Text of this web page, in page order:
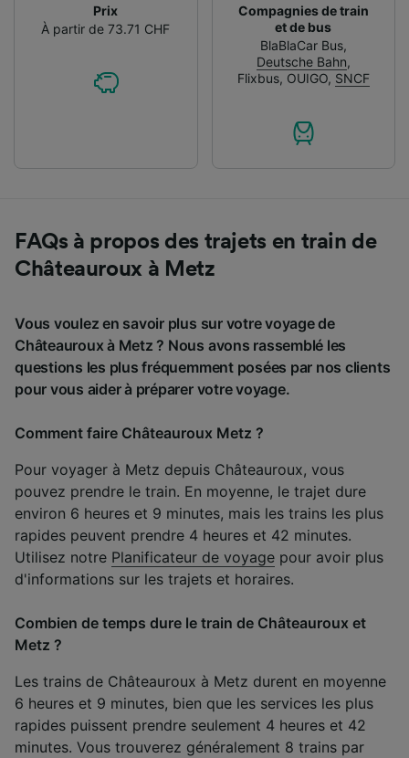
Prix
À partir de 73.71 CHF
Compagnies de train
et de bus
BlaBlaCar Bus,
Deutsche Bahn,
Flixbus, OUIGO, SNCF
FAQs à propos des trajets en train de
Châteauroux à Metz
Vous voulez en savoir plus sur votre voyage de
Châteauroux à Metz ? Nous avons rassemblé les
questions les plus fréquemment posées par nos clients
pour vous aider à préparer votre voyage.
Comment faire Châteauroux Metz ?
Pour voyager à Metz depuis Châteauroux, vous
pouvez prendre le train. En moyenne, le trajet dure
environ 6 heures et 9 minutes, mais les trains les plus
rapides peuvent prendre 4 heures et 42 minutes.
Utilisez notre Planificateur de voyage pour avoir plus
d'informations sur les trajets et horaires.
Combien de temps dure le train de Châteauroux et
Metz ?
Les trains de Châteauroux à Metz durent en moyenne
6 heures et 9 minutes, bien que les services les plus
rapides puissent prendre seulement 4 heures et 42
minutes. Vous trouverez généralement 8 trains par